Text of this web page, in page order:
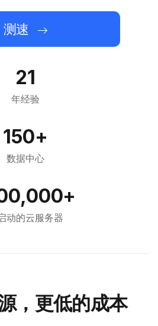
测速
21
年经验
150+
数据中心
动的云服务器
，更低的成本